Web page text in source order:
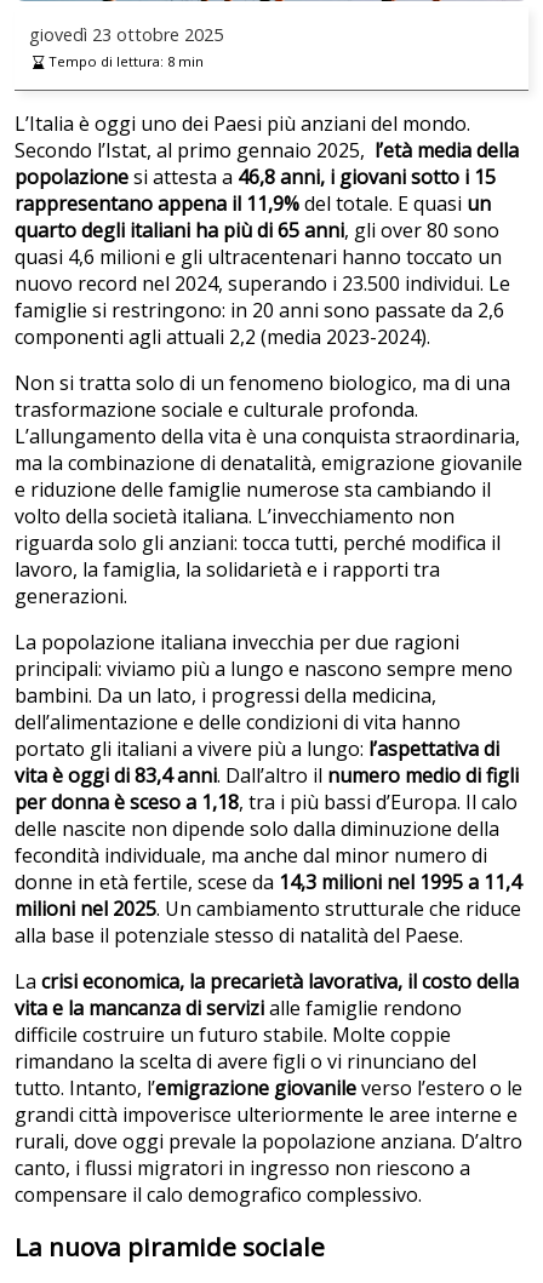
giovedì 23 ottobre 2025
Tempo di lettura: 8min
L’Italia è oggi uno dei Paesi più anziani del mondo.
Secondo l’Istat, al primo gennaio 2025, l’età media della
popolazionesi attesta a 46,8 anni, i giovani sotto i 15
rappresentano appena il 11,9%del totale. E quasi un
quarto degli italiani ha piùdi 65 anni, gli over 80 sono
quasi 4,6 milioni e gli ultracentenari hanno toccato un
nuovo record nel 2024, superando i 23.500 individui. Le
famiglie si restringono: in 20 anni sono passate da 2,6
componenti agli attuali 2,2 (media 2023-2024).
Non si tratta solo di un fenomeno biologico, ma di una
trasformazione sociale e culturale profonda.
L’allungamento della vita è una conquista straordinaria,
ma la combinazione di denatalità, emigrazione giovanile
e riduzione delle famiglie numerose sta cambiando il
volto della società italiana. L’invecchiamento non
riguarda solo gli anziani: tocca tutti, perché modifica il
lavoro, la famiglia, la solidarietà e i rapporti tra
generazioni.
La popolazione italiana invecchia per due ragioni
principali: viviamo più a lungo e nascono sempre meno
bambini. Da un lato, i progressi della medicina,
dell’alimentazione e delle condizioni di vita hanno
portato gli italiani a vivere più a lungo: l’aspettativa di
vita è oggi di 83,4 anni. Dall’altro il numero medio di figli
per donna è sceso a 1,18, tra i più bassi d’Europa. Il calo
delle nascite non dipende solo dalla diminuzione della
fecondità individuale, ma anche dal minor numero di
donne in età fertile, scese da 14,3 milioni nel 1995 a 11,4
milioni nel 2025. Un cambiamento strutturale che riduce
alla base il potenziale stesso di natalità del Paese.
La crisi economica, la precarietà lavorativa, il costo della
vita e la mancanza di servizialle famiglie rendono
difficile costruire un futuro stabile. Molte coppie
rimandano la scelta di avere figli o vi rinunciano del
tutto. Intanto, l’emigrazione giovanileverso l’estero o le
grandi città impoverisce ulteriormente le aree interne e
rurali, dove oggi prevale la popolazione anziana. D’altro
canto, i flussi migratori in ingresso non riescono a
compensare il calo demografico complessivo.
La nuova piramide sociale